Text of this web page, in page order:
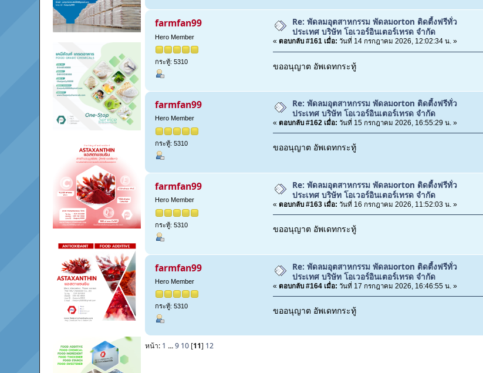
farmfan99
Hero Member
กระทู้: 5310
Re: พัดลมอุตสาหกรรม พัดลมorton ติดตี้งฟรีทั่ว
ประเทศ บริษัท โอเวอร์อินเตอร์เทรด จำกัด
« ตอบกลับ #161 เมื่อ: วันที่ 14 กรกฎาคม 2026, 12:02:34 น. »
ขออนุญาต อัพเดทกระทู้
farmfan99
Hero Member
กระทู้: 5310
Re: พัดลมอุตสาหกรรม พัดลมorton ติดตี้งฟรีทั่ว
ประเทศ บริษัท โอเวอร์อินเตอร์เทรด จำกัด
« ตอบกลับ #162 เมื่อ: วันที่ 15 กรกฎาคม 2026, 16:55:29 น. »
ขออนุญาต อัพเดทกระทู้
farmfan99
Hero Member
กระทู้: 5310
Re: พัดลมอุตสาหกรรม พัดลมorton ติดตี้งฟรีทั่ว
ประเทศ บริษัท โอเวอร์อินเตอร์เทรด จำกัด
« ตอบกลับ #163 เมื่อ: วันที่ 16 กรกฎาคม 2026, 11:52:03 น. »
ขออนุญาต อัพเดทกระทู้
farmfan99
Hero Member
กระทู้: 5310
Re: พัดลมอุตสาหกรรม พัดลมorton ติดตี้งฟรีทั่ว
ประเทศ บริษัท โอเวอร์อินเตอร์เทรด จำกัด
« ตอบกลับ #164 เมื่อ: วันที่ 17 กรกฎาคม 2026, 16:46:55 น. »
ขออนุญาต อัพเดทกระทู้
หน้า: 1 ...9 10 [11] 12